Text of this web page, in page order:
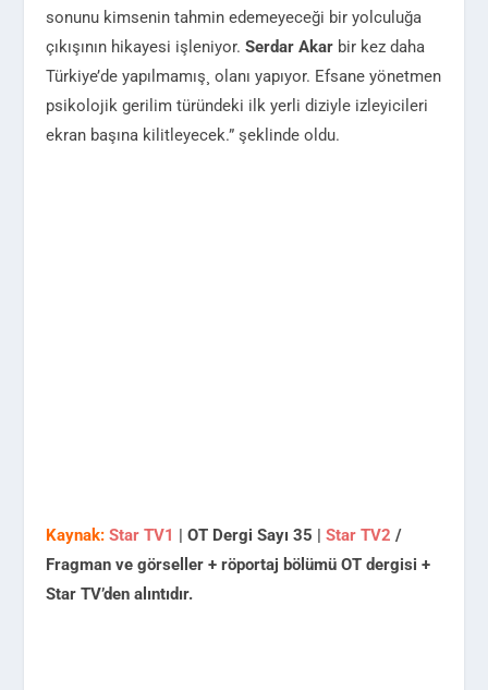
sonunu kimsenin tahmin edemeyeceği bir yolculuğa
çıkışının hikayesi işleniyor.Serdar Akar bir kez daha
Türkiye’de yapılmamış¸ olanı yapıyor. Efsane yönetmen
psikolojik gerilim türündeki ilk yerli diziyle izleyicileri
ekran başına kilitleyecek.” şeklinde oldu.
Kaynak: Star TV1 | OT Dergi Sayı 35 |Star TV2 /
Fragman ve görseller + röportaj bölümü OT dergisi +
Star TV’den alıntıdır.